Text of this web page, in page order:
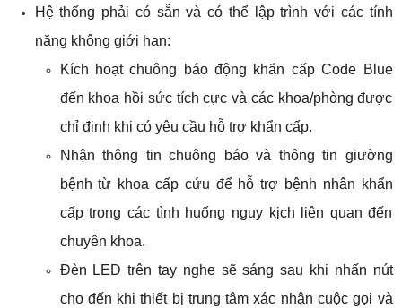
Hệ thống phải có sẵn và có thể lập trình với các tính
năng không giới hạn:
Kích hoạt chuông báo động khẩn cấp Code Blue
đến khoa hồi sức tích cực và các khoa/phòng được
chỉ định khi có yêu cầu hỗ trợ khẩn cấp.
Nhận thông tin chuông báo và thông tin giường
bệnh từ khoa cấp cứu để hỗ trợ bệnh nhân khẩn
cấp trong các tình huống nguy kịch liên quan đến
chuyên khoa.
Đèn LED trên tay nghe sẽ sáng sau khi nhấn nút
cho đến khi thiết bị trung tâm xác nhận cuộc gọi và